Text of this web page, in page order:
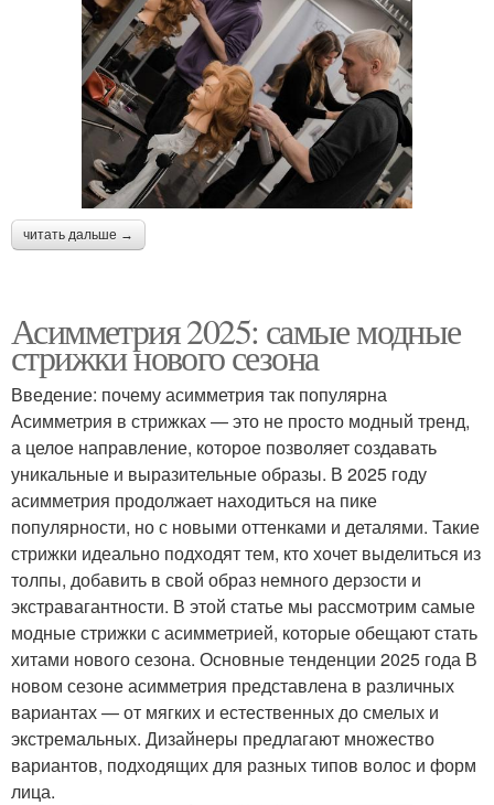
читать дальше →
Асимметрия 2025: самые модные
стрижки нового сезона
Введение: почему асимметрия так популярна
Асимметрия в стрижках — это не просто модный тренд,
а целое направление, которое позволяет создавать
уникальные и выразительные образы. В 2025 году
асимметрия продолжает находиться на пике
популярности, но с новыми оттенками и деталями. Такие
стрижки идеально подходят тем, кто хочет выделиться из
толпы, добавить в свой образ немного дерзости и
экстравагантности. В этой статье мы рассмотрим самые
модные стрижки с асимметрией, которые обещают стать
хитами нового сезона. Основные тенденции 2025 года В
новом сезоне асимметрия представлена в различных
вариантах — от мягких и естественных до смелых и
экстремальных. Дизайнеры предлагают множество
вариантов, подходящих для разных типов волос и форм
лица.